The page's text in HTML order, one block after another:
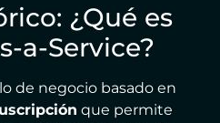
¿Qué es
a-Service?
de negocio basado en
que permite